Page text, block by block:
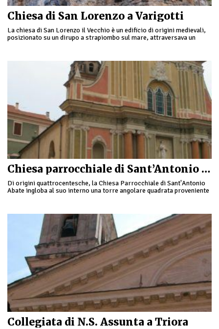
Chiesa di San Lorenzo a Varigotti
La chiesa di San Lorenzo il Vecchio è un edificio di origini medievali,
posizionato su un dirupo a strapiombo sul mare, attraversava un
Chiesa parrocchiale di Sant’Antonio Abate a Dolceacqua
Di origini quattrocentesche, la Chiesa Parrocchiale di Sant'Antonio
Abate ingloba al suo interno una torre angolare quadrata proveniente
Collegiata di N.S. Assunta a Triora